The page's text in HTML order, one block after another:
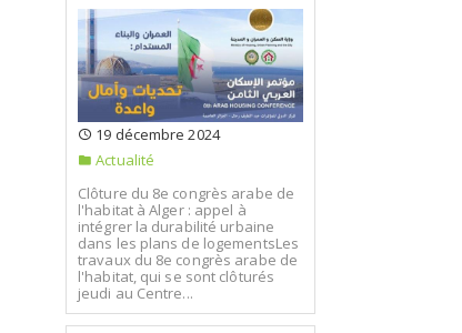
19 décembre 2024
Actualité
Clôture du 8e congrès arabe de
l'habitat à Alger : appel à
intégrer la durabilité urbaine
dans les plans de logementsLes
travaux du 8e congrès arabe de
l'habitat, qui se sont clôturés
jeudi au Centre...